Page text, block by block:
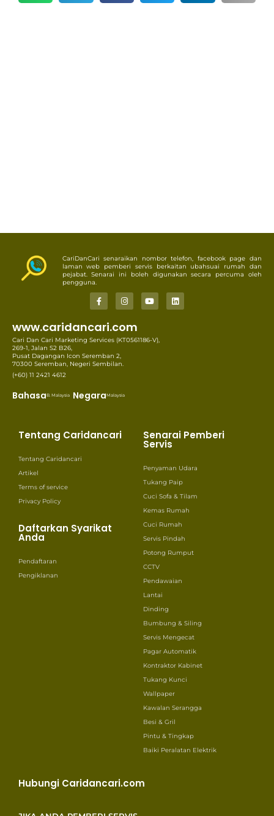
CariDanCari senaraikan nombor telefon, facebook page dan
laman web pemberi servis berkaitan ubahsuai rumah dan
pejabat. Senarai ini boleh digunakan secara percuma oleh
pengguna.
www.caridancari.com
Cari Dan Cari Marketing Services (KT0561186-V),
269-1, Jalan S2 B26,
Pusat Dagangan Icon Seremban 2,
70300 Seremban, Negeri Sembilan.
(+60) 11 2421 4612
BahasaB. Malaysia NegaraMalaysia
Tentang Caridancari
Tentang Caridancari
Artikel
Terms of service
Privacy Policy
Daftarkan Syarikat
Anda
Pendaftaran
Pengiklanan
Senarai Pemberi
Servis
Penyaman Udara
Tukang Paip
Cuci Sofa & Tilam
Kemas Rumah
Cuci Rumah
Servis Pindah
Potong Rumput
CCTV
Pendawaian
Lantai
Dinding
Bumbung & Siling
Servis Mengecat
Pagar Automatik
Kontraktor Kabinet
Tukang Kunci
Wallpaper
Kawalan Serangga
Besi & Gril
Pintu & Tingkap
Baiki Peralatan Elektrik
Hubungi Caridancari.com